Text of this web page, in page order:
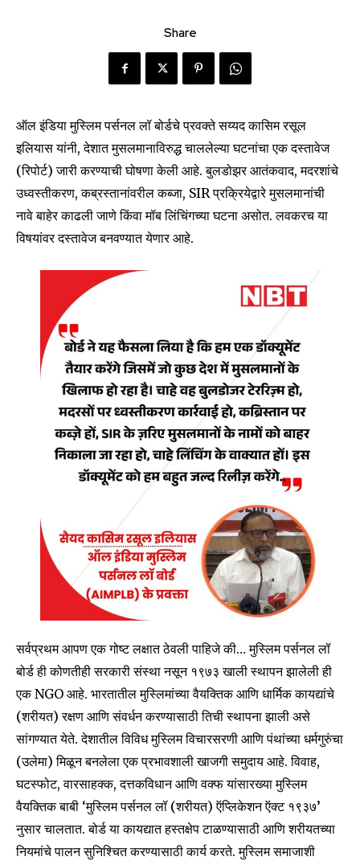
Share
ऑल इंडिया मुस्लिम पर्सनल लॉ बोर्डचे प्रवक्ते सय्यद कासिम रसूल
इलियास यांनी, देशात मुसलमानाविरुद्ध चाललेल्या घटनांचा एक दस्तावेज
(रिपोर्ट) जारी करण्याची घोषणा केली आहे. बुलडोझर आतंकवाद, मदरशांचे
उध्वस्तीकरण, कब्रस्तानांवरील कब्जा, SIR प्रक्रियेद्वारे मुसलमानांची
नावे बाहेर काढली जाणे किंवा मॉब लिंचिंगच्या घटना असोत. लवकरच या
विषयांवर दस्तावेज बनवण्यात येणार आहे.
सर्वप्रथम आपण एक गोष्ट लक्षात ठेवली पाहिजे की… मुस्लिम पर्सनल लॉ
बोर्ड ही कोणतीही सरकारी संस्था नसून १९७३ खाली स्थापन झालेली ही
एक NGO आहे. भारतातील मुस्लिमांच्या वैयक्तिक आणि धार्मिक कायद्यांचे
(शरीयत) रक्षण आणि संवर्धन करण्यासाठी तिची स्थापना झाली असे
सांगण्यात येते. देशातील विविध मुस्लिम विचारसरणी आणि पंथांच्या धर्मगुरुंचा
(उलेमा) मिळून बनलेला एक प्रभावशाली खाजगी समुदाय आहे. विवाह,
घटस्फोट, वारसाहक्क, दत्तकविधान आणि वक्फ यांसारख्या मुस्लिम
वैयक्तिक बाबी ‘मुस्लिम पर्सनल लॉ (शरीयत) ऍप्लिकेशन ऍक्ट १९३७’
नुसार चालतात. बोर्ड या कायद्यात हस्तक्षेप टाळण्यासाठी आणि शरीयतच्या
नियमांचे पालन सुनिश्चित करण्यासाठी कार्य करते. मुस्लिम समाजाशी